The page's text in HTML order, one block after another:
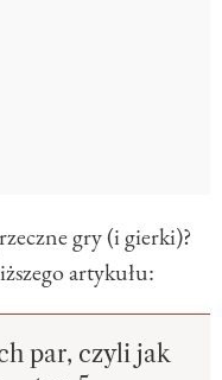
gry (i gierki)?
artykułu:
par, czyli jak